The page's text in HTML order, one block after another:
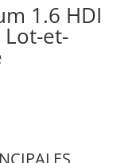
1.6 HDI
Lot-et-